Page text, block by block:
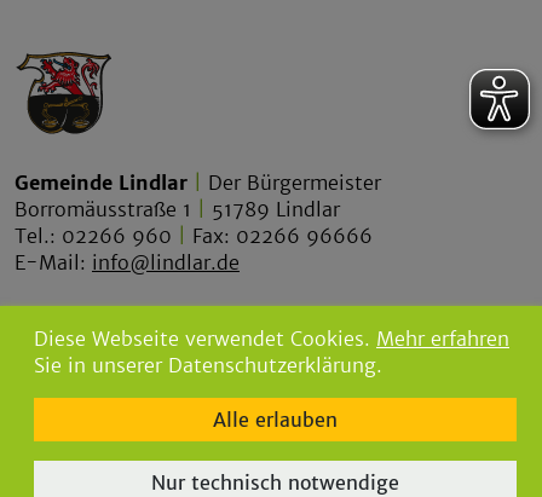
Gemeinde Lindlar
Der Bürgermeister
Borromäusstraße 1
51789 Lindlar
Tel.: 02266 960
Fax: 02266 96666
E-Mail: info@lindlar.de
lindlar.de
lindlar-tourismus.de
Diese Webseite verwendet Cookies. Mehr erfahren
Sie in unserer Datenschutzerklärung.
Alle erlauben
Nur technisch notwendige